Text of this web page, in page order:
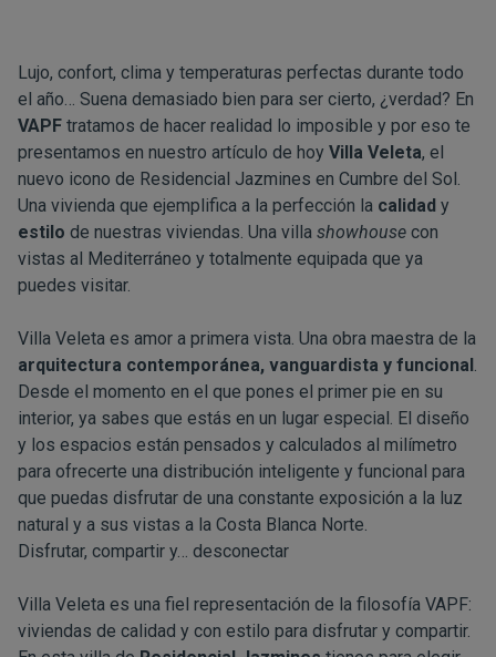
Lujo, confort, clima y temperaturas perfectas durante todo
el año… Suena demasiado bien para ser cierto, ¿verdad? En
VAPF tratamos de hacer realidad lo imposible y por eso te
presentamos en nuestro artículo de hoy Villa Veleta, el
nuevo icono de Residencial Jazmines en Cumbre del Sol.
Una vivienda que ejemplifica a la perfección la calidad y
estilo de nuestras viviendas. Una villa showhouse con
vistas al Mediterráneo y totalmente equipada que ya
puedes visitar.
Villa Veleta es amor a primera vista. Una obra maestra de la
arquitectura contemporánea, vanguardista y funcional.
Desde el momento en el que pones el primer pie en su
interior, ya sabes que estás en un lugar especial. El diseño
y los espacios están pensados y calculados al milímetro
para ofrecerte una distribución inteligente y funcional para
que puedas disfrutar de una constante exposición a la luz
natural y a sus vistas a la Costa Blanca Norte.
Disfrutar, compartir y… desconectar
Villa Veleta es una fiel representación de la filosofía VAPF:
viviendas de calidad y con estilo para disfrutar y compartir.